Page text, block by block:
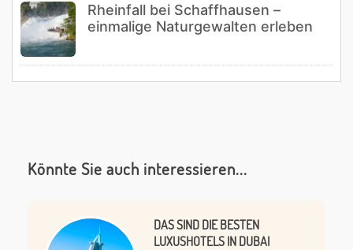
Rheinfall bei Schaffhausen –
einmalige Naturgewalten erleben
Könnte Sie auch interessieren...
DAS SIND DIE BESTEN
LUXUSHOTELS IN DUBAI